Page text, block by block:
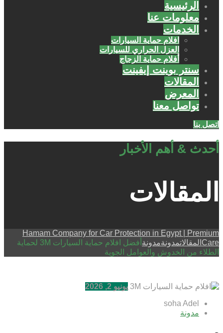
الرئيسية
معلومات عنا
الخدمات
افلام حماية السيارات
العزل الحراري للسيارات
أفلام حماية الزجاج
سنتر بوينت إيفينت
المقالات
المعرض
تواصل معنا
اتصل بنا
أحدث & أهم الأخبار
المقالات
Hamam Company for Car Protection in Egypt | Premium
Care المقالاتمدونةمدونة
أفضل افلام حماية السيارات 3M لحماية
الطلاء من الخدوش والعوامل الجوية
يونيو 2, 2026
soha Adel
مدونة